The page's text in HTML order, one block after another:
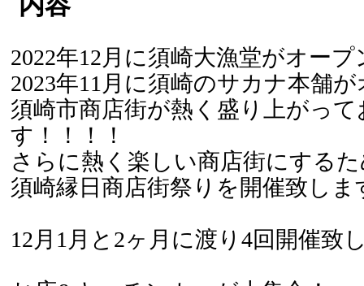
2022年12月に須崎大漁堂がオープ
2023年11月に須崎のサカナ本舗
須崎市商店街が熱く盛り上がって
す！！！！
さらに熱く楽しい商店街にする
須崎縁日商店街祭りを開催致しま
12月1月と2ヶ月に渡り4回開催致